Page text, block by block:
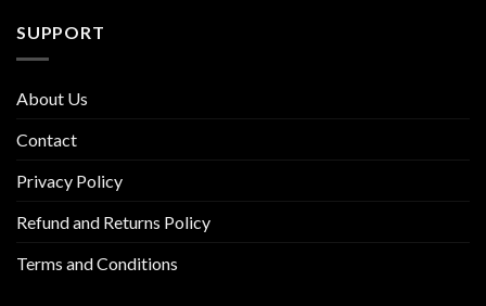
SUPPORT
About Us
Contact
Privacy Policy
Refund and Returns Policy
Terms and Conditions